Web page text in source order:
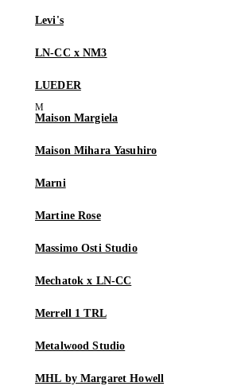
Levi's
LN-CC x NM3
LUEDER
Maison Margiela
Maison Mihara Yasuhiro
Marni
Martine Rose
Massimo Osti Studio
Mechatok x LN-CC
Merrell 1 TRL
Metalwood Studio
MHL by Margaret Howell